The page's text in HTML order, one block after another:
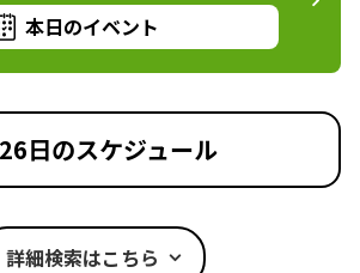
本日のイベント
日のスケジュール
詳細検索はこちら